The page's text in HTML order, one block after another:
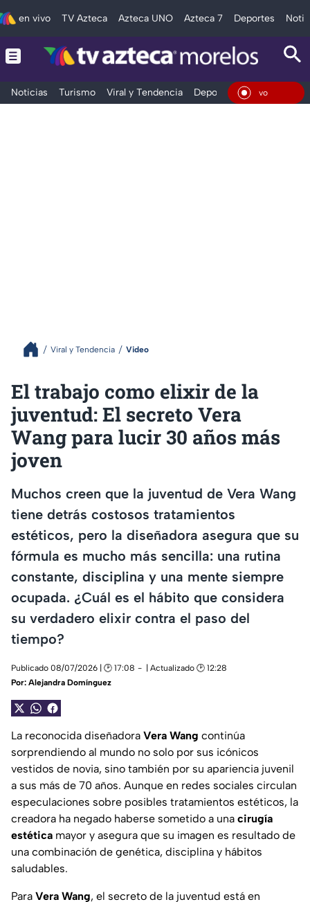
en vivo TV Azteca Azteca UNO Azteca 7 Deportes
Noticias Turismo Viral y Tendencia Deportes Espectáculos
En
Viral y Tendencia Video
El trabajo como elixir de la
juventud: El secreto Vera
Wang para lucir 30 años más
joven
Muchos creen que la juventud de Vera Wang
tiene detrás costosos tratamientos
estéticos, pero la diseñadora asegura que su
fórmula es mucho más sencilla: una rutina
constante, disciplina y una mente siempre
ocupada. ¿Cuál es el hábito que considera
su verdadero elixir contra el paso del
tiempo?
Publicado 08/07/2026 | 🕑 17:08
| Actualizado 🕑 12:28
Por: Alejandra Domínguez
La reconocida diseñadora Vera Wang continúa
sorprendiendo al mundo no solo por sus icónicos
vestidos de novia, sino también por su apariencia juvenil
a sus más de 70 años. Aunque en redes sociales circulan
especulaciones sobre posibles tratamientos estéticos, la
creadora ha negado haberse sometido a una cirugía
estética mayor y asegura que su imagen es resultado de
una combinación de genética, disciplina y hábitos
saludables.
Para Vera Wang, el secreto de la juventud está en